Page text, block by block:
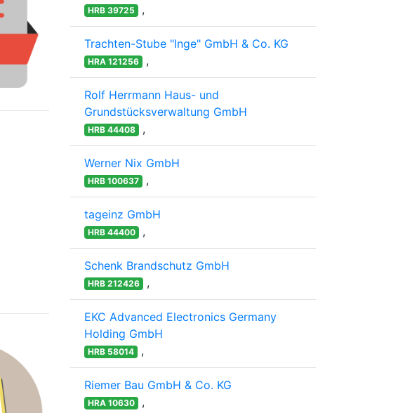
HRB 39725 ,
Trachten-Stube "Inge" GmbH & Co. KG
HRA 121256 ,
Rolf Herrmann Haus- und
Grundstücksverwaltung GmbH
HRB 44408 ,
Werner Nix GmbH
HRB 100637 ,
tageinz GmbH
HRB 44400 ,
Schenk Brandschutz GmbH
HRB 212426 ,
EKC Advanced Electronics Germany
Holding GmbH
HRB 58014 ,
Riemer Bau GmbH & Co. KG
HRA 10630 ,